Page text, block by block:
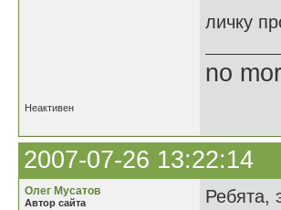
личку
no
Неактивен
2007-07-26 13:22:14
Oлег Мусатов
Автор сайта
Ребята,